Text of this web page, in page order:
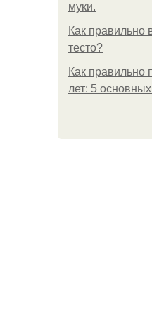
муки.
Как правильно
тесто?
Как правильно
лет: 5